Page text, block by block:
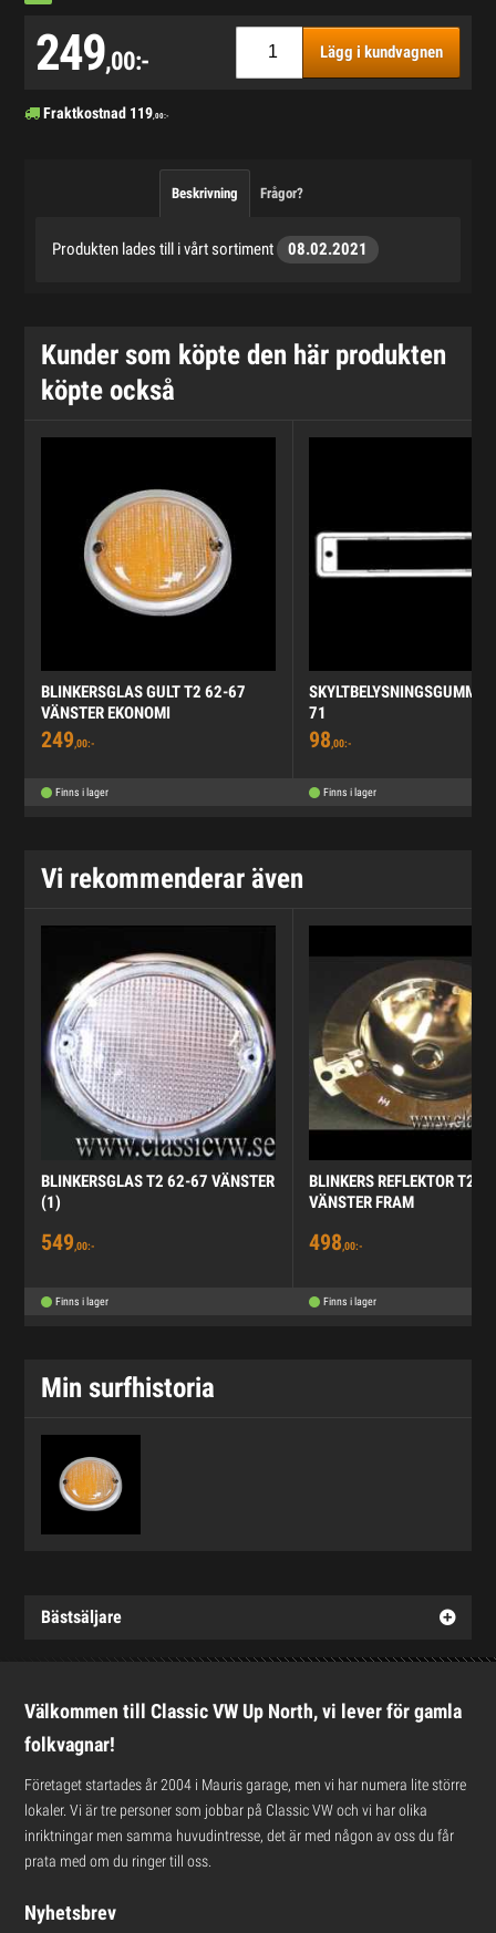
Bästsäljare
249,00:- Lägg i kundvagnen
Fraktkostnad 119 ,00:-
Beskrivning Frågor?
Produkten lades till i vårt sortiment 08.02.2021
Kunder som köpte den här produkten
köpte också
BLINKERSGLAS GULT T2 62-67
VÄNSTER EKONOMI
249,00:-
Finns i lager
SKYLTBELYSNINGSGUMMI
71
98,00:-
Finns i lager
Vi rekommenderar även
BLINKERSGLAS T2 62-67 VÄNSTER
(1)
549,00:-
Finns i lager
BLINKERS REFLEKTOR T2
VÄNSTER FRAM
498,00:-
Finns i lager
Min surfhistoria
Välkommen till Classic VW Up North, vi lever för gamla
folkvagnar!
Företaget startades år 2004 i Mauris garage, men vi har numera lite större
lokaler. Vi är tre personer som jobbar på Classic VW och vi har olika
inriktningar men samma huvudintresse, det är med någon av oss du får
prata med om du ringer till oss.
Nyhetsbrev